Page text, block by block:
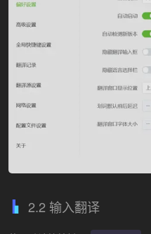
2.2 输入翻译